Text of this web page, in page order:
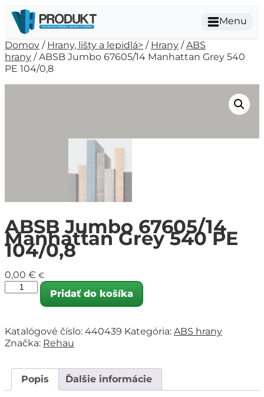
Menu
Domov / Hrany, lišty a lepidlá> / Hrany /ABS
hrany / ABSB Jumbo 67605/14 Manhattan Grey 540
PE 104/0,8
ABSB Jumbo 67605/14
Manhattan Grey 540 PE
104/0,8
0,00 € €
Pridať do košíka
Katalógové číslo: 440439 Kategória: ABS hrany
Značka: Rehau
Popis Ďalšie informácie